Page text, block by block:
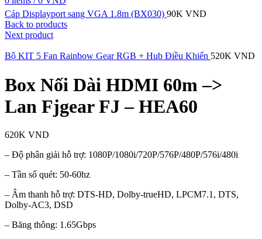
Cáp Displayport sang VGA 1.8m (BX030) 90K VND
Back to products
Next product
Bộ KIT 5 Fan Rainbow Gear RGB + Hub Điều Khiển 520K VND
Box Nối Dài HDMI 60m –>
Lan Fjgear FJ – HEA60
620K VND
– Độ phân giải hỗ trợ: 1080P/1080i/720P/576P/480P/576i/480i
– Tần số quét: 50-60hz
– Âm thanh hỗ trợ: DTS-HD, Dolby-trueHD, LPCM7.1, DTS,
Dolby-AC3, DSD
– Băng thông: 1.65Gbps